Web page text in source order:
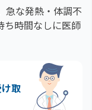
急な発熱・体調不
ち時間なしに医師
取